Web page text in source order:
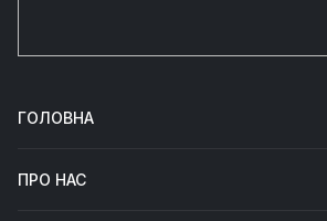
ГОЛОВНА
ПРО НАС